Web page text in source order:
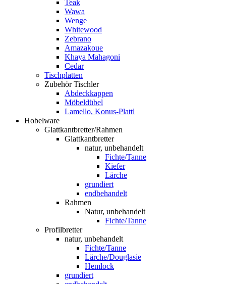
Teak
Wawa
Wenge
Whitewood
Zebrano
Amazakoue
Khaya Mahagoni
Cedar
Tischplatten
Zubehör Tischler
Abdeckkappen
Möbeldübel
Lamello, Konus-Plattl
Hobelware
Glattkantbretter/Rahmen
Glattkantbretter
natur, unbehandelt
Fichte/Tanne
Kiefer
Lärche
grundiert
endbehandelt
Rahmen
Natur, unbehandelt
Fichte/Tanne
Profilbretter
natur, unbehandelt
Fichte/Tanne
Lärche/Douglasie
Hemlock
grundiert